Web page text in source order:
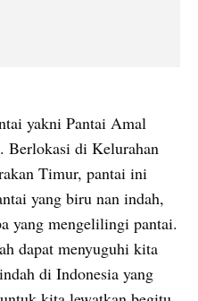
yakni Pantai Amal
Berlokasi di Kelurahan
Timur, pantai ini
yang biru nan indah,
yang mengelilingi pantai.
dapat menyuguhi kita
di Indonesia yang